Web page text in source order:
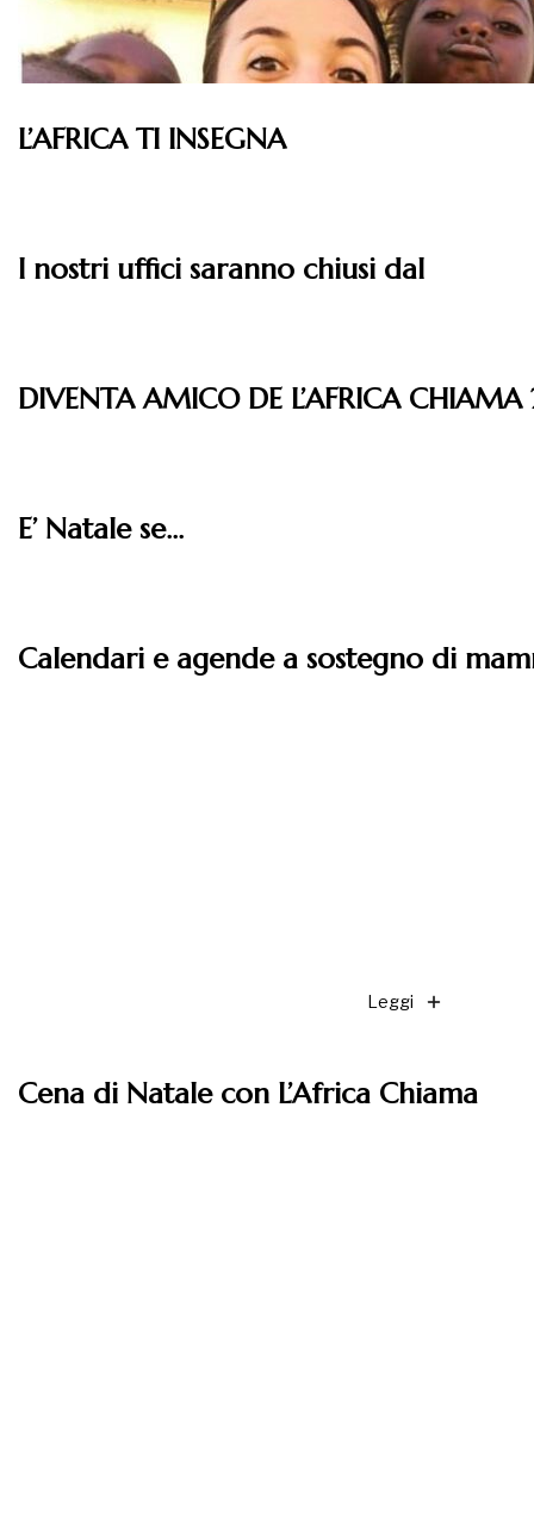
L’AFRICA TI INSEGNA
I nostri uffici saranno chiusi dal
DIVENTA AMICO DE L’AFRICA CHIAMA
E’ Natale se…
Calendari e agende a sostegno di
Leggi
Cena di Natale con L’Africa Chiama